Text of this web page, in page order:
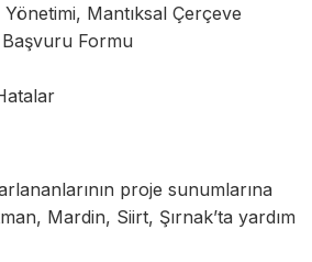
Mantıksal Çerçeve
Formu
proje sunumlarına
Mardin, Siirt, Şırnak’ta yardım